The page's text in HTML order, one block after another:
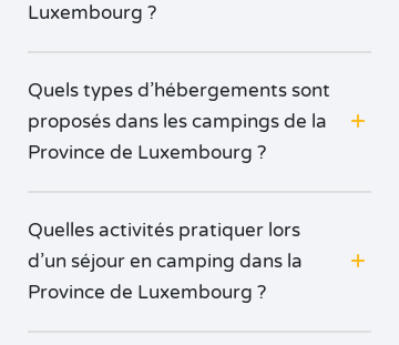
Luxembourg ?
Quels types d’hébergements sont
proposés dans les campings de la
Province de Luxembourg ?
Quelles activités pratiquer lors
d’un séjour en camping dans la
Province de Luxembourg ?